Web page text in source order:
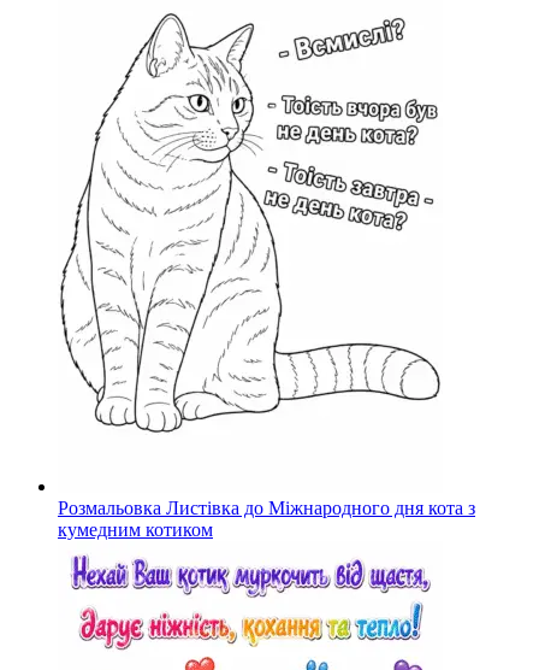
Розмальовка Листівка до Міжнародного дня кота з
кумедним котиком